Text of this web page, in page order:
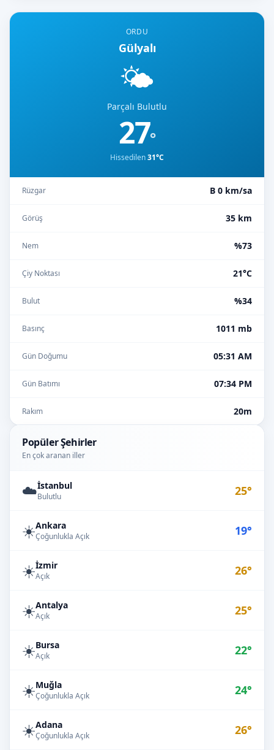
ORDU
Gülyalı
🌤️
Parçalı Bulutlu
27°
Hissedilen31°C
Rüzgar B 0 km/sa
Görüş 35 km
Nem %73
Çiy Noktası 21°C
Bulut %34
Basınç 1011 mb
Gün Doğumu 05:31 AM
Gün Batımı 07:34 PM
Rakım 20m
Popüler Şehirler
En çok aranan iller
☁️İstanbul
Bulutlu 25°
☀️Ankara
Çoğunlukla Açık 19°
☀️İzmir
Açık 26°
☀️Antalya
Açık 25°
☀️Bursa
Açık 22°
☀️Muğla
Çoğunlukla Açık 24°
☀️Adana
Çoğunlukla Açık 26°